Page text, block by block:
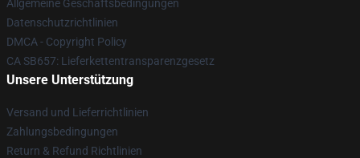
Allgemeine Geschäftsbedingungen
Datenschutzrichtlinien
DMCA - Copyright Policy
CA SB657: Lieferkettentransparenzgesetz
Unsere Unterstützung
Versand und Lieferrichtlinien
Zahlungsbedingungen
Return & Refund Richtlinien